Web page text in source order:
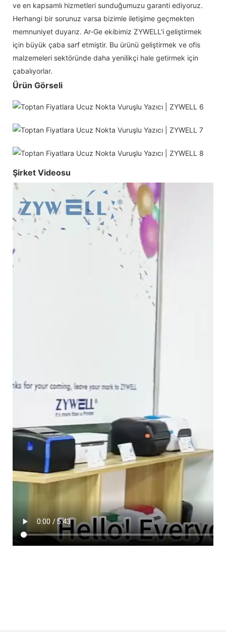
ve en kapsamlı hizmetleri sunduğumuzu garanti ediyoruz.
Herhangi bir sorunuz varsa bizimle iletişime geçmekten
memnuniyet duyarız. Ar-Ge ekibimiz ZYWELL'i geliştirmek
için büyük çaba sarf etmiştir. Bu ürünü geliştirmek ve ofis
malzemeleri sektöründe daha yenilikçi hale getirmek için
çabalıyorlar.
Ürün Görseli
Şirket Videosu